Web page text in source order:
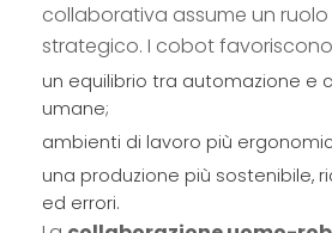
collaborativa assume un
strategico. I cobot
un equilibrio tra automazione e
umane;
ambienti di lavoro più
una produzione più sostenibile,
ed errori.